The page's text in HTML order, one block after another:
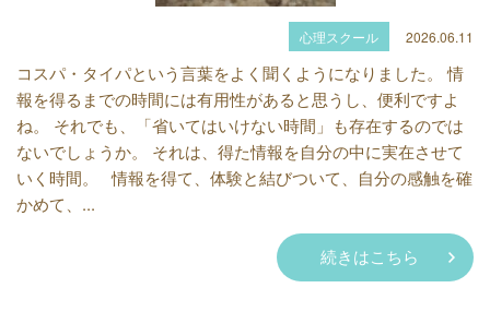
心理スクール 2026.06.11
コスパ・タイパという言葉をよく聞くようになりました。 情
報を得るまでの時間には有用性があると思うし、便利ですよ
ね。 それでも、「省いてはいけない時間」も存在するのでは
ないでしょうか。 それは、得た情報を自分の中に実在させて
いく時間。 情報を得て、体験と結びついて、自分の感触を確
かめて、...
続きはこちら